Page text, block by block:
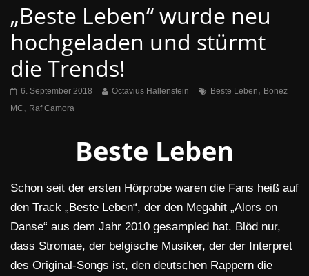
„Beste Leben“ wurde neu
hochgeladen und stürmt
die Trends!
6. September 2018 Octavius Hallenstein Beste Leben, Bonez
MC, Raf Camora
Beste Leben
Schon seit der ersten Hörprobe waren die Fans heiß auf
den Track „Beste Leben“, der den Megahit „Alors on
Danse“ aus dem Jahr 2010 gesampled hat. Blöd nur,
dass Stromae, der belgische Musiker, der der Interpret
des Original-Songs ist, den deutschen Rappern die